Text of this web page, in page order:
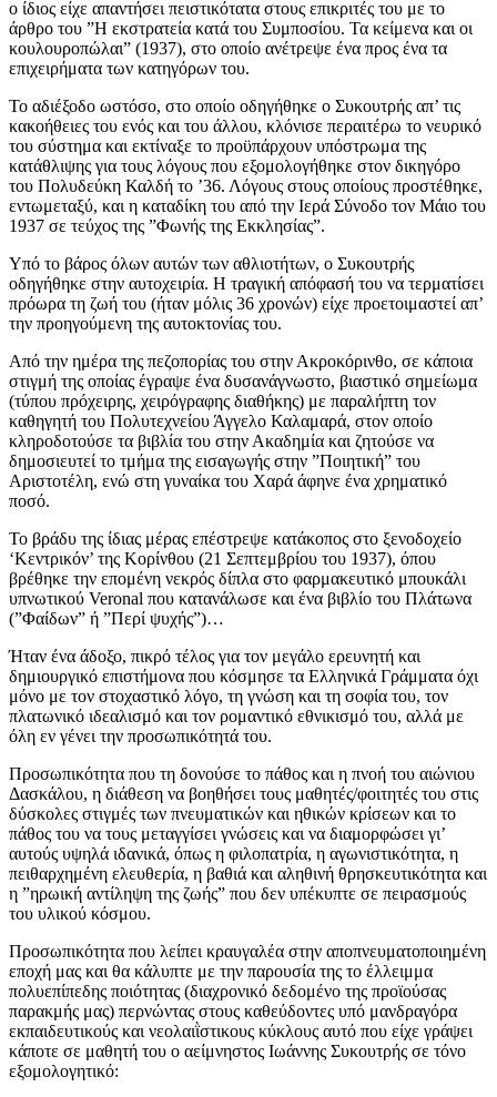
ο ίδιος είχε απαντήσει πειστικότατα στους επικριτές του με το
άρθρο του ”Η εκστρατεία κατά του Συμποσίου. Τα κείμενα και οι
κουλουροπώλαι” (1937), στο οποίο ανέτρεψε ένα προς ένα τα
επιχειρήματα των κατηγόρων του.
Το αδιέξοδο ωστόσο, στο οποίο οδηγήθηκε ο Συκουτρής απ’ τις
κακοήθειες του ενός και του άλλου, κλόνισε περαιτέρω το νευρικό
του σύστημα και εκτίναξε το προϋπάρχουν υπόστρωμα της
κατάθλιψης για τους λόγους που εξομολογήθηκε στον δικηγόρο
του Πολυδεύκη Καλδή το ’36. Λόγους στους οποίους προστέθηκε,
εντωμεταξύ, και η καταδίκη του από την Ιερά Σύνοδο τον Μάιο του
1937 σε τεύχος της ”Φωνής της Εκκλησίας”.
Υπό το βάρος όλων αυτών των αθλιοτήτων, ο Συκουτρής
οδηγήθηκε στην αυτοχειρία. Η τραγική απόφασή του να τερματίσει
πρόωρα τη ζωή του (ήταν μόλις 36 χρονών) είχε προετοιμαστεί απ’
την προηγούμενη της αυτοκτονίας του.
Από την ημέρα της πεζοπορίας του στην Ακροκόρινθο, σε κάποια
στιγμή της οποίας έγραψε ένα δυσανάγνωστο, βιαστικό σημείωμα
(τύπου πρόχειρης, χειρόγραφης διαθήκης) με παραλήπτη τον
καθηγητή του Πολυτεχνείου Άγγελο Καλαμαρά, στον οποίο
κληροδοτούσε τα βιβλία του στην Ακαδημία και ζητούσε να
δημοσιευτεί το τμήμα της εισαγωγής στην ”Ποιητική” του
Αριστοτέλη, ενώ στη γυναίκα του Χαρά άφηνε ένα χρηματικό
ποσό.
Το βράδυ της ίδιας μέρας επέστρεψε κατάκοπος στο ξενοδοχείο
‘Κεντρικόν’ της Κορίνθου (21 Σεπτεμβρίου του 1937), όπου
βρέθηκε την επομένη νεκρός δίπλα στο φαρμακευτικό μπουκάλι
υπνωτικού Veronal που κατανάλωσε και ένα βιβλίο του Πλάτωνα
(”Φαίδων” ή ”Περί ψυχής”)…
Ήταν ένα άδοξο, πικρό τέλος για τον μεγάλο ερευνητή και
δημιουργικό επιστήμονα που κόσμησε τα Ελληνικά Γράμματα όχι
μόνο με τον στοχαστικό λόγο, τη γνώση και τη σοφία του, τον
πλατωνικό ιδεαλισμό και τον ρομαντικό εθνικισμό του, αλλά με
όλη εν γένει την προσωπικότητά του.
Προσωπικότητα που τη δονούσε το πάθος και η πνοή του αιώνιου
Δασκάλου, η διάθεση να βοηθήσει τους μαθητές/φοιτητές του στις
δύσκολες στιγμές των πνευματικών και ηθικών κρίσεων και το
πάθος του να τους μεταγγίσει γνώσεις και να διαμορφώσει γι’
αυτούς υψηλά ιδανικά, όπως η φιλοπατρία, η αγωνιστικότητα, η
πειθαρχημένη ελευθερία, η βαθιά και αληθινή θρησκευτικότητα και
η ”ηρωική αντίληψη της ζωής” που δεν υπέκυπτε σε πειρασμούς
του υλικού κόσμου.
Προσωπικότητα που λείπει κραυγαλέα στην αποπνευματοποιημένη
εποχή μας και θα κάλυπτε με την παρουσία της το έλλειμμα
πολυεπίπεδης ποιότητας (διαχρονικό δεδομένο της προϊούσας
παρακμής μας) περνώντας στους καθεύδοντες υπό μανδραγόρα
εκπαιδευτικούς και νεολαιῒστικους κύκλους αυτό που είχε γράψει
κάποτε σε μαθητή του ο αείμνηστος Ιωάννης Συκουτρής σε τόνο
εξομολογητικό: